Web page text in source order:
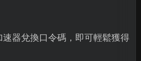
器兌換口令碼，即可輕鬆獲得